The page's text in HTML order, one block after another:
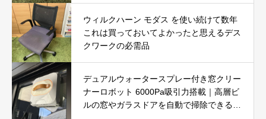
ウィルクハーン モダス を使い続けて数年
これは買っておいてよかったと思えるデス
クワークの必需品
デュアルウォータースプレー付き窓クリー
ナーロボット 6000Pa吸引力搭載｜高層ビ
ルの窓やガラスドアを自動で掃除できる窓